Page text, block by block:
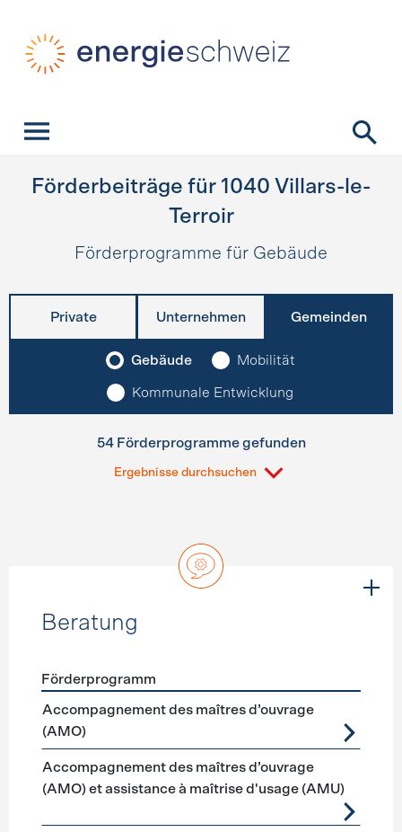
Förderbeiträge für 1040 Villars-le-
Terroir
Förderprogramme für Gebäude
Private Unternehmen Gemeinden
Gebäude Mobilität
Kommunale Entwicklung
54 Förderprogramme gefunden
Ergebnisse durchsuchen
Beratung
Förderprogramme Beratung
Förderprogramm
Accompagnement des maîtres d’ouvrage
(AMO)
Accompagnement des maîtres d’ouvrage
(AMO) et assistance à maîtrise d'usage (AMU)